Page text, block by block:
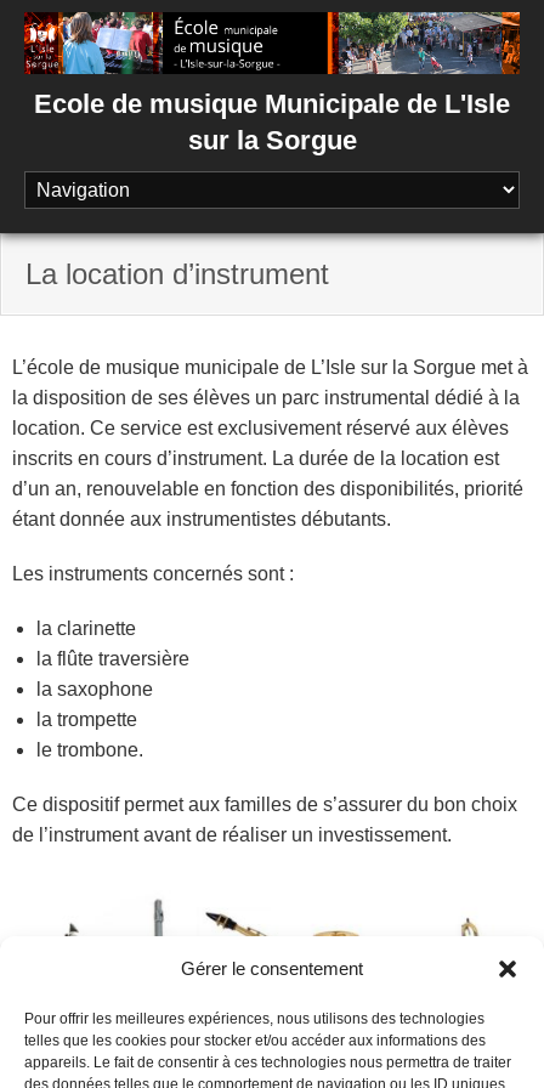
Gérer le consentement
Pour offrir les meilleures expériences, nous utilisons des technologies
telles que les cookies pour stocker et/ou accéder aux informations des
appareils. Le fait de consentir à ces technologies nous permettra de traiter
des données telles que le comportement de navigation ou les ID uniques
Skip
content
Ecole de musique Municipale de L'Isle
sur la Sorgue
La location d’instrument
L’école de musique municipale de L’Isle sur la Sorgue met à
la disposition de ses élèves un parc instrumental dédié à la
location. Ce service est exclusivement réservé aux élèves
inscrits en cours d’instrument. La durée de la location est
d’un an, renouvelable en fonction des disponibilités, priorité
étant donnée aux instrumentistes débutants.
Les instruments concernés sont :
la clarinette
la flûte traversière
la saxophone
la trompette
le trombone.
Ce dispositif permet aux familles de s’assurer du bon choix
de l’instrument avant de réaliser un investissement.